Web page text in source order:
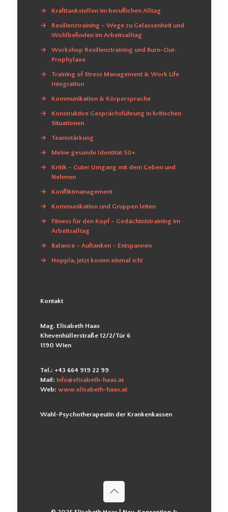
→ Krafttankstellen im beruflichen Alltag
→
Resilienztraining – Wege zu Gelassenheit und
Wohlbefinden im Arbeitsalltag
→
Workshop Resilienztraining und Burn-Out-
Prophylaxe
→
Training of Stress Management & Work Life
Integration
→ Kommunikation & Körpersprache
→
Konstruktive Gesprächsführung in kritischen
Situationen
→ Teamstärkung
→ Meine gesunde Identität 50+
→
Kritik – Guter Umgang mit dem Geben und
Nehmen
→ Konfliktmanagement
→ Kommunikation und Gruppen leiten
→
Fitness für den Kopf – Gedächtnistraining im
Arbeitsalltag
→ Balance – Auftanken – Entspannen
→ Hoppla, jetzt komm einmal ich!
Kontakt
Mag. Elisabeth Haas
Khevenhüllerstraße 12/2/Tür 6
1190 Wien
Tel.: +43 664 919 22 99
Mail: info@elisabeth-haas.at
Web: www.elisabeth-haas.at
Wahl-Psychotherapeutin der Krankenkassen